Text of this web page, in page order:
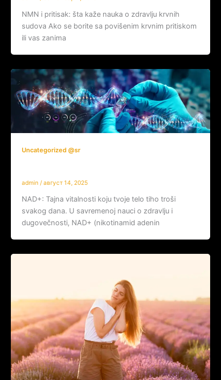
NMN i pritisak: šta kaže nauka o zdravlju krvnih
sudova Ako se borite sa povišenim krvnim pritiskom
ili vas zanima
Uncategorized @sr
admin/август 14, 2025
NAD+: Tajna vitalnosti koju tvoje telo tiho troši
svakog dana. U savremenoj nauci o zdravlju i
dugovečnosti, NAD+ (nikotinamid adenin